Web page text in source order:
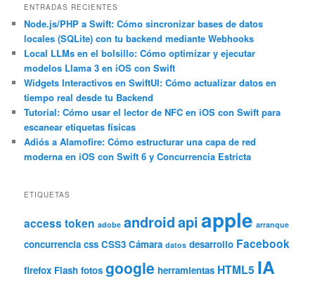
c
a
r
ENTRADAS RECIENTES
Node.js/PHP a Swift: Cómo sincronizar bases de datos
locales (SQLite) con tu backend mediante Webhooks
Local LLMs en el bolsillo: Cómo optimizar y ejecutar
modelos Llama 3 en iOS con Swift
Widgets Interactivos en SwiftUI: Cómo actualizar datos en
tiempo real desde tu Backend
Tutorial: Cómo usar el lector de NFC en iOS con Swift para
escanear etiquetas físicas
Adiós a Alamofire: Cómo estructurar una capa de red
moderna en iOS con Swift 6 y Concurrencia Estricta
ETIQUETAS
access token adobe androidapiapple arranque
concurrencia css CSS3 Cámara datos desarrollo Facebook
firefox Flash fotos google herramientas HTML5 IA